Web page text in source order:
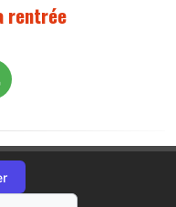
rentrée